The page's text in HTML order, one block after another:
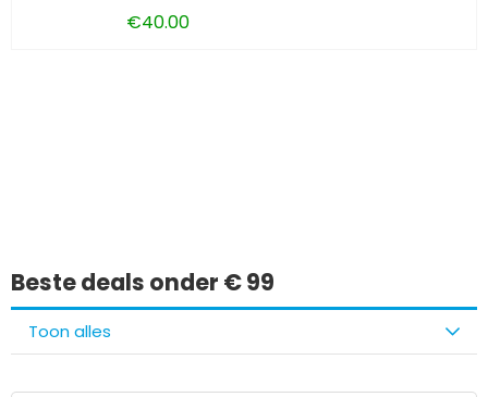
€40.00
Beste deals onder € 99
Toon alles